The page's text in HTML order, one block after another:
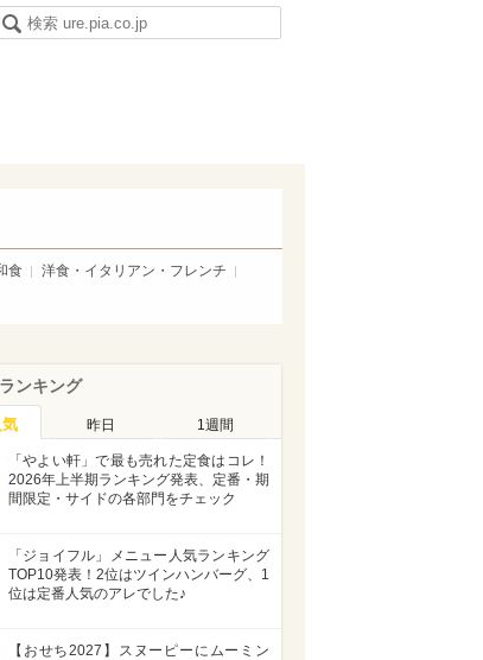
食
洋食・イタリアン・フレンチ
ンキング
昨日 1週間
「やよい軒」で最も売れた定食はコレ！
2026年上半期ランキング発表、定番・期
間限定・サイドの各部門をチェック
「ジョイフル」メニュー人気ランキング
TOP10発表！2位はツインハンバーグ、1
位は定番人気のアレでした♪
【おせち2027】スヌーピーにムーミン